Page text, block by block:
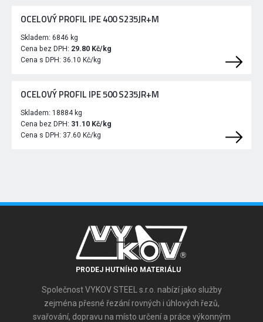
OCELOVÝ PROFIL IPE 400 S235JR+M
Skladem: 6846 kg
Cena bez DPH: 29.80 Kč/kg
Cena s DPH: 36.10 Kč/kg
OCELOVÝ PROFIL IPE 500 S235JR+M
Skladem: 18884 kg
Cena bez DPH: 31.10 Kč/kg
Cena s DPH: 37.60 Kč/kg
PRODEJ HUTNÍHO MATERIÁLU
Společnost VYKOV STEEL s.r.o. nabízí jako služby
zejména přesné řezání rovných i úhlových řezů,
svařování, dopravu na místo určení a práce výkonným